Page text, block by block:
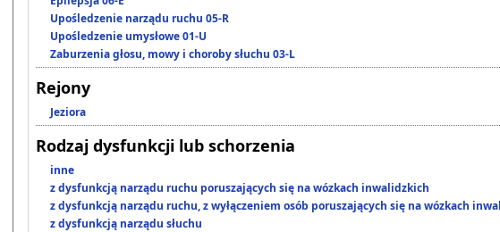
Upośledzenie narządu ruchu 05-R
Upośledzenie umysłowe 01-U
Zaburzenia głosu, mowy i choroby słuchu 03-L
Rejony
Jeziora
Rodzaj dysfunkcji lub schorzenia
inne
z dysfunkcją narządu ruchu poruszających się na wózkach inwalidzkich
z dysfunkcją narządu ruchu, z wyłączeniem osób poruszających się na wózkach
z dysfunkcją narządu słuchu